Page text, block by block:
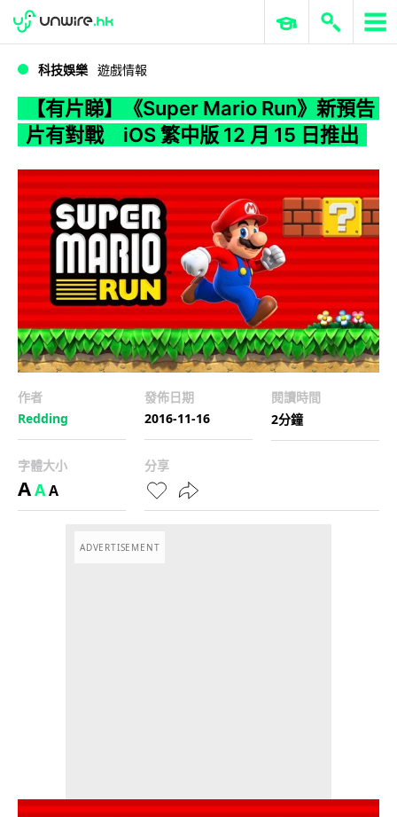
WWDC 2026 ERP 與商業 AI
科技娛樂 遊戲情報
【有片睇】《Super Mario Run》新預告
片有對戰 iOS 繁中版 12 月 15 日推出
作者
Redding
發佈日期
2016-11-16
閱讀時間
2分鐘
字體大小
AAA
分享
ADVERTISEMENT